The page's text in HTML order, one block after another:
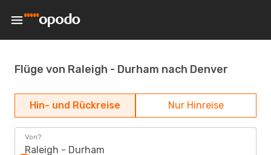
Flüge von Raleigh - Durham nach Denver
Hin- und Rückreise Nur Hinreise
Von?
Raleigh - Durham